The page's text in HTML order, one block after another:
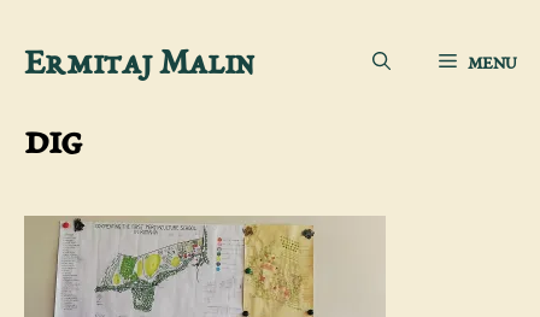
SariErmitaj Malin MENU
dig